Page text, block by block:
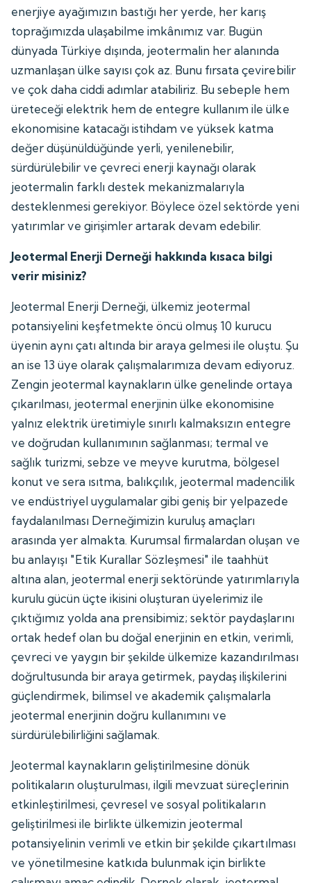
enerjiye ayağımızın bastığı her yerde, her karış
toprağımızda ulaşabilme imkânımız var. Bugün
dünyada Türkiye dışında, jeotermalin her alanında
uzmanlaşan ülke sayısı çok az. Bunu fırsata çevirebilir
ve çok daha ciddi adımlar atabiliriz. Bu sebeple hem
üreteceği elektrik hem de entegre kullanım ile ülke
ekonomisine katacağı istihdam ve yüksek katma
değer düşünüldüğünde yerli, yenilenebilir,
sürdürülebilir ve çevreci enerji kaynağı olarak
jeotermalin farklı destek mekanizmalarıyla
desteklenmesi gerekiyor. Böylece özel sektörde yeni
yatırımlar ve girişimler artarak devam edebilir.
Jeotermal Enerji Derneği hakkında kısaca bilgi
verir misiniz?
Jeotermal Enerji Derneği, ülkemiz jeotermal
potansiyelini keşfetmekte öncü olmuş 10 kurucu
üyenin aynı çatı altında bir araya gelmesi ile oluştu. Şu
an ise 13 üye olarak çalışmalarımıza devam ediyoruz.
Zengin jeotermal kaynakların ülke genelinde ortaya
çıkarılması, jeotermal enerjinin ülke ekonomisine
yalnız elektrik üretimiyle sınırlı kalmaksızın entegre
ve doğrudan kullanımının sağlanması; termal ve
sağlık turizmi, sebze ve meyve kurutma, bölgesel
konut ve sera ısıtma, balıkçılık, jeotermal madencilik
ve endüstriyel uygulamalar gibi geniş bir yelpazede
faydalanılması Derneğimizin kuruluş amaçları
arasında yer almakta. Kurumsal firmalardan oluşan ve
bu anlayışı "Etik Kurallar Sözleşmesi" ile taahhüt
altına alan, jeotermal enerji sektöründe yatırımlarıyla
kurulu gücün üçte ikisini oluşturan üyelerimiz ile
çıktığımız yolda ana prensibimiz; sektör paydaşlarını
ortak hedef olan bu doğal enerjinin en etkin, verimli,
çevreci ve yaygın bir şekilde ülkemize kazandırılması
doğrultusunda bir araya getirmek, paydaş ilişkilerini
güçlendirmek, bilimsel ve akademik çalışmalarla
jeotermal enerjinin doğru kullanımını ve
sürdürülebilirliğini sağlamak.
Jeotermal kaynakların geliştirilmesine dönük
politikaların oluşturulması, ilgili mevzuat süreçlerinin
etkinleştirilmesi, çevresel ve sosyal politikaların
geliştirilmesi ile birlikte ülkemizin jeotermal
potansiyelinin verimli ve etkin bir şekilde çıkartılması
ve yönetilmesine katkıda bulunmak için birlikte